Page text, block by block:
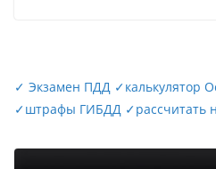
✓ Экзамен ПДД ✓калькулятор
✓штрафы ГИБДД ✓рассчитать